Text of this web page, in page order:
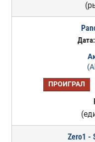
Дата:
ПРОИГРАЛ
Zero1 -